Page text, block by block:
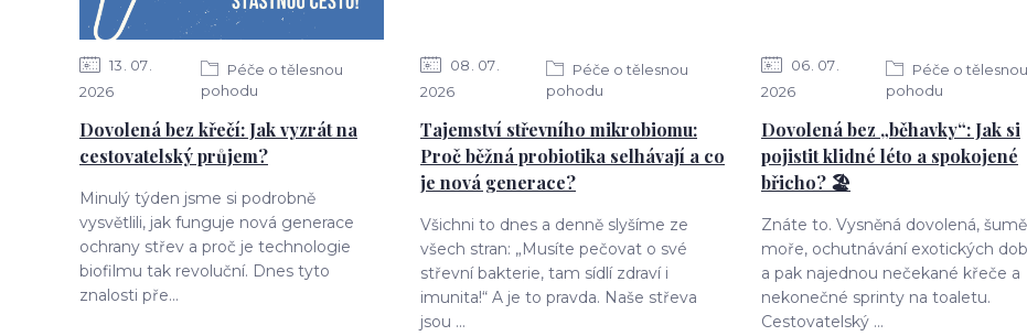
13 07
2026
Péče o tělesnou
pohodu
Dovolená bez křečí: Jak vyzrát na
cestovatelský průjem?
Minulý týden jsme si podrobně
vysvětlili, jak funguje nová generace
ochrany střev a proč je technologie
biofilmu tak revoluční. Dnes tyto
znalosti pře...
08 07
2026
Péče o tělesnou
pohodu
Tajemství střevního mikrobiomu:
Proč běžná probiotika selhávají a co
je nová generace?
Všichni to dnes a denně slyšíme ze
všech stran: „Musíte pečovat o své
střevní bakterie, tam sídlí zdraví i
imunita!“ A je to pravda. Naše střeva
jsou ...
06 07
2026
Péče o tělesnou
pohodu
Dovolená bez „běhavky“: Jak si
pojistit klidné léto a spokojené
břicho? 🏖️
Znáte to. Vysněná dovolená,
moře, ochutnávání exotických
a pak najednou nečekané křeče a
nekonečné sprinty na toaletu.
Cestovatelský ...